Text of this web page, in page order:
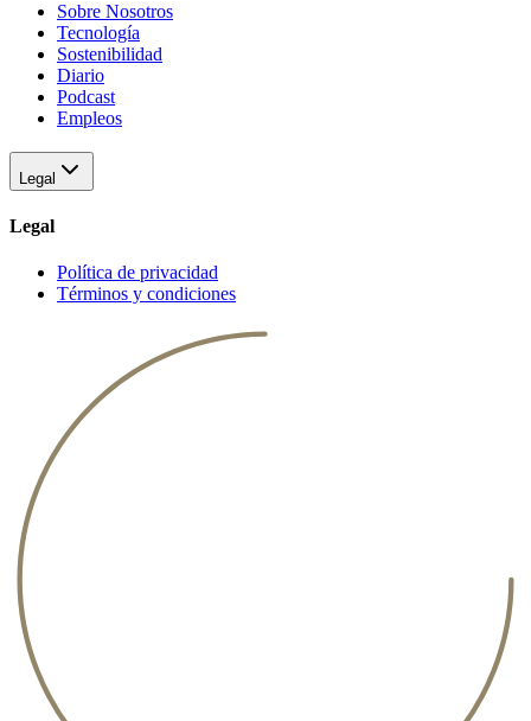
Sobre Nosotros
Tecnología
Sostenibilidad
Diario
Podcast
Empleos
Legal
Legal
Política de privacidad
Términos y condiciones